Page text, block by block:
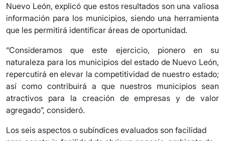
Nuevo León, explicó que estos resultados son una valiosa
información para los municipios, siendo una herramienta
que les permitirá identificar áreas de oportunidad.
“Consideramos que este ejercicio, pionero en su
naturaleza para los municipios del estado de Nuevo León,
repercutirá en elevar la competitividad de nuestro estado;
así como contribuirá a que nuestros municipios sean
atractivos para la creación de empresas y de valor
agregado”, consideró.
Los seis aspectos o subíndices evaluados son facilidad